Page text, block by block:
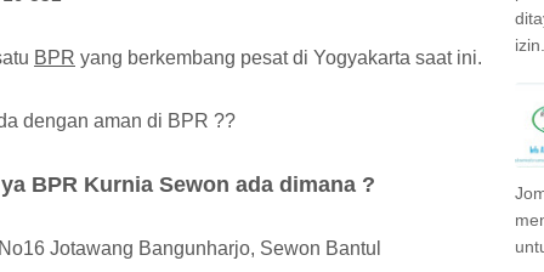
BPR yang berkembang pesat di Yogyakarta saat ini.
dengan aman di BPR ??
BPR Kurnia Sewon ada dimana ?
Jotawang Bangunharjo, Sewon Bantul